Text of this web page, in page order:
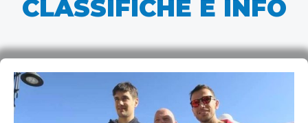
CLASSIFICHE E INFO